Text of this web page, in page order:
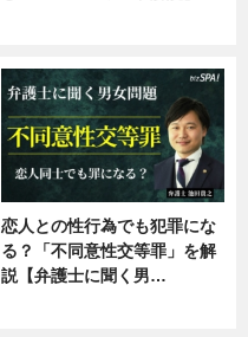
恋人との性行為でも犯罪にな
る？「不同意性交等罪」を解
説【弁護士に聞く男…